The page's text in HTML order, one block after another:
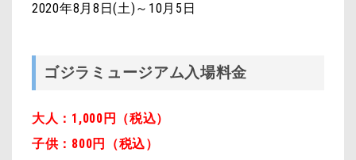
2020年8月8日(土)～10月5日
ゴジラミュージアム入場料金
大人：1,000円（税込）
子供：800円（税込）